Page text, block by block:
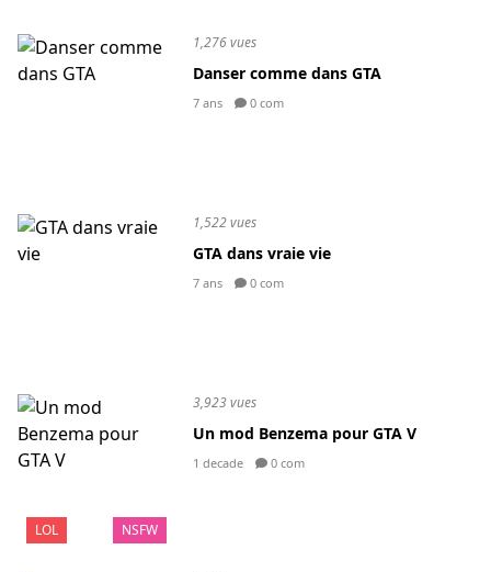
1,276 vues
Danser comme dans GTA
7 ans 0 com
1,522 vues
GTA dans vraie vie
7 ans 0 com
LOL NSFW
3,923 vues
Un mod Benzema pour GTA V
1 decade 0 com